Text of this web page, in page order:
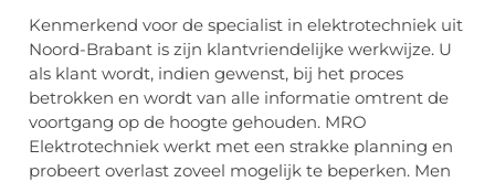
Kenmerkend voor de specialist in elektrotechniek uit
Noord-Brabant is zijn klantvriendelijke werkwijze. U
als klant wordt, indien gewenst, bij het proces
betrokken en wordt van alle informatie omtrent de
voortgang op de hoogte gehouden. MRO
Elektrotechniek werkt met een strakke planning en
probeert overlast zoveel mogelijk te beperken. Men